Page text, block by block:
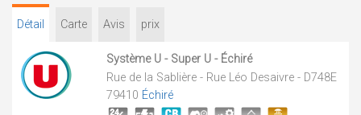
Détail Carte Avis prix
Système U - Super U - Échiré
Rue de la Sablière - Rue Léo Desaivre - D748E
79410 Échiré